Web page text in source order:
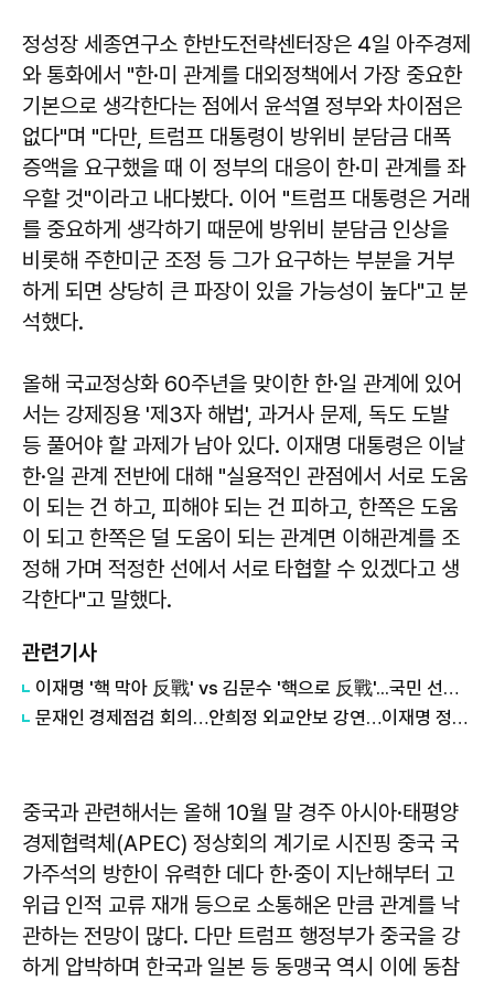
정성장 세종연구소 한반도전략센터장은 4일 아주경제
와 통화에서 "한·미 관계를 대외정책에서 가장 중요한
기본으로 생각한다는 점에서 윤석열 정부와 차이점은
없다"며 "다만, 트럼프 대통령이 방위비 분담금 대폭
증액을 요구했을 때 이 정부의 대응이 한·미 관계를 좌
우할 것"이라고 내다봤다. 이어 "트럼프 대통령은 거래
를 중요하게 생각하기 때문에 방위비 분담금 인상을
비롯해 주한미군 조정 등 그가 요구하는 부분을 거부
하게 되면 상당히 큰 파장이 있을 가능성이 높다"고 분
석했다.
올해 국교정상화 60주년을 맞이한 한·일 관계에 있어
서는 강제징용 '제3자 해법', 과거사 문제, 독도 도발
등 풀어야 할 과제가 남아 있다. 이재명 대통령은 이날
한·일 관계 전반에 대해 "실용적인 관점에서 서로 도움
이 되는 건 하고, 피해야 되는 건 피하고, 한쪽은 도움
이 되고 한쪽은 덜 도움이 되는 관계면 이해관계를 조
정해 가며 적정한 선에서 서로 타협할 수 있겠다고 생
각한다"고 말했다.
관련기사
이재명 '핵 막아 反戰' vs 김문수 '핵으로 反戰'...국민 선택은
문재인 경제점검 회의…안희정 외교안보 강연…이재명 정책회견
중국과 관련해서는 올해 10월 말 경주 아시아·태평양
경제협력체(APEC) 정상회의 계기로 시진핑 중국 국
가주석의 방한이 유력한 데다 한·중이 지난해부터 고
위급 인적 교류 재개 등으로 소통해온 만큼 관계를 낙
관하는 전망이 많다. 다만 트럼프 행정부가 중국을 강
하게 압박하며 한국과 일본 등 동맹국 역시 이에 동참